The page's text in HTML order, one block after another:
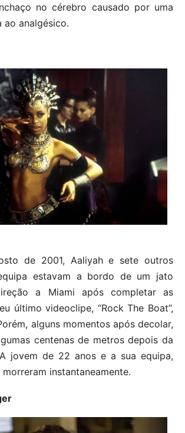
no cérebro causado por uma
ao analgésico.
de 2001, Aaliyah e sete outros
estavam a bordo de um jato
a Miami após completar as
último videoclipe, “Rock The Boat”,
alguns momentos após decolar,
centenas de metros depois da
jovem de 22 anos e a sua equipa,
instantaneamente.